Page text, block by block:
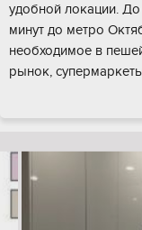
удобной локации.
минут до метро
необходимое в
рынок,